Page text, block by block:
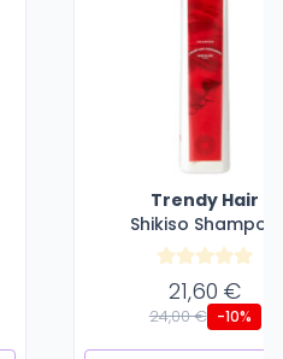
Trendy Hair
Shikiso Shampoo
21,60 €
24,00 € -10%